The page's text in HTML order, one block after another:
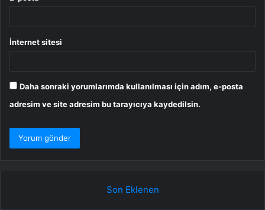
İnternet sitesi
Daha sonraki yorumlarımda kullanılması için adım, e-posta
adresim ve site adresim bu tarayıcıya kaydedilsin.
Son Eklenen